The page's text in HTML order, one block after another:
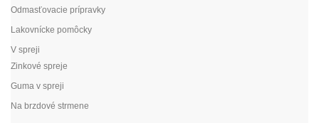
Odmasťovacie prípravky
Lakovnícke pomôcky
V spreji
Zinkové spreje
Guma v spreji
Na brzdové strmene